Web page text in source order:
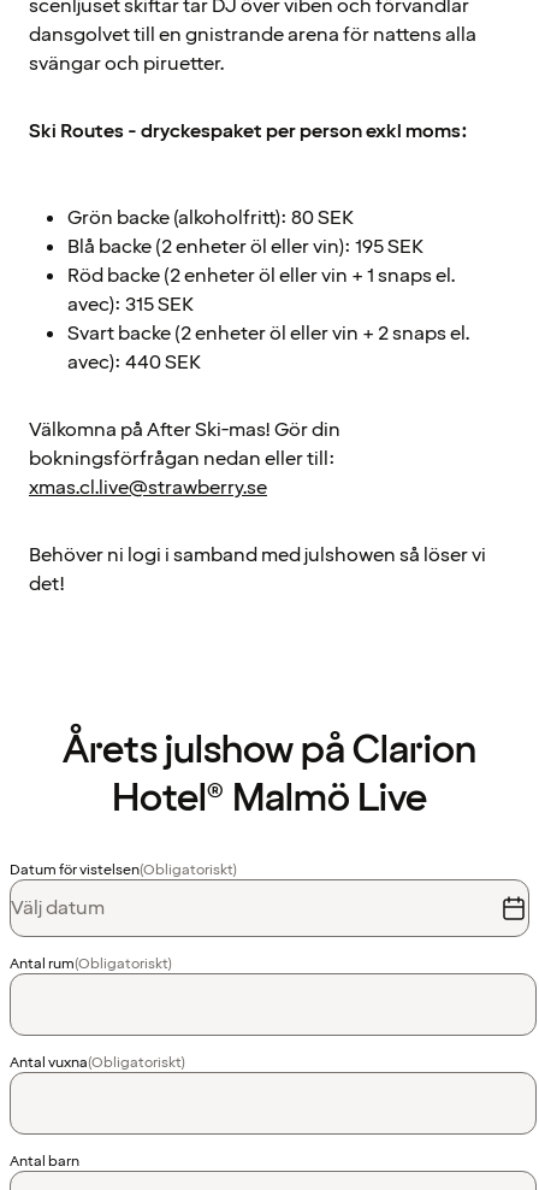
scenljuset skiftar tar DJ över viben och förvandlar
dansgolvet till en gnistrande arena för nattens alla
svängar och piruetter.
Ski Routes - dryckespaket per person exkl moms:
Grön backe (alkoholfritt): 80 SEK
Blå backe (2 enheter öl eller vin): 195 SEK
Röd backe (2 enheter öl eller vin + 1 snaps el.
avec): 315 SEK
Svart backe (2 enheter öl eller vin + 2 snaps el.
avec): 440 SEK
Välkomna på After Ski-mas! Gör din
bokningsförfrågan nedan eller till:
xmas.cl.live@strawberry.se
Behöver ni logi i samband med julshowen så löser vi
det!
Årets julshow på Clarion
Hotel® Malmö Live
Datum för vistelsen(Obligatoriskt)
Välj datum
Antal rum(Obligatoriskt)
Antal vuxna(Obligatoriskt)
Antal barn